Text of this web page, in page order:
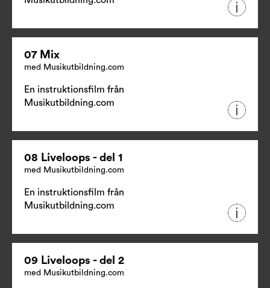
07 Mix
med Musikutbildning.com
En instruktionsfilm från
Musikutbildning.com
08 Liveloops - del 1
med Musikutbildning.com
En instruktionsfilm från
Musikutbildning.com
09 Liveloops - del 2
med Musikutbildning.com